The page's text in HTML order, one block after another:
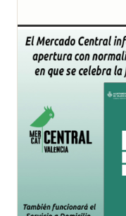
su oferta de
productos de
merchandising
con abanicos,
ventiladores y
utensilios para
disfrutar de las
comidas al aire
libre